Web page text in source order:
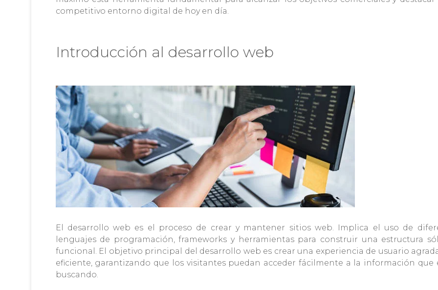
competitivo entorno digital de hoy en día.
Introducción al desarrollo web
El desarrollo web es el proceso de crear y mantener sitios web. Implica el uso de
lenguajes de programación, frameworks y herramientas para construir una estructura
funcional. El objetivo principal del desarrollo web es crear una experiencia de usuario
eficiente, garantizando que los visitantes puedan acceder fácilmente a la información que
buscando.